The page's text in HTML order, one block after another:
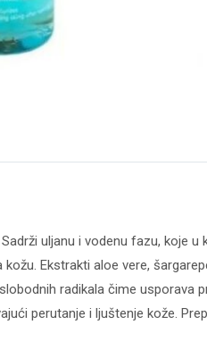
uljanu i vodenu fazu, koje
Ekstrakti aloe vere,
radikala čime usporava
perutanje i ljuštenje kože.